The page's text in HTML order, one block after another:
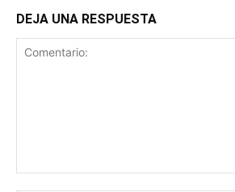
DEJA UNA RESPUESTA